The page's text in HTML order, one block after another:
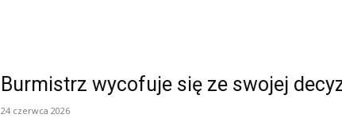
Burmistrz wycofuje się ze swojej
24 czerwca 2026